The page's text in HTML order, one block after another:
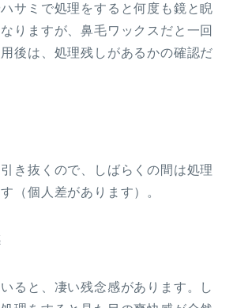
サミで処理をすると何度も鏡と睨
りますが、鼻毛ワックスだと一回
後は、処理残しがあるかの確認だ
き抜くので、しばらくの間は処理
（個人差があります）。
ると、凄い残念感があります。し